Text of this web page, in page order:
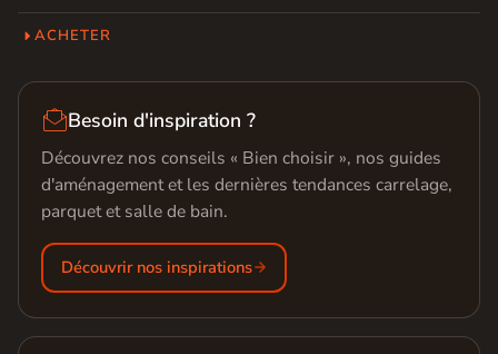
ACHETER
Besoin d'inspiration ?
Découvrez nos conseils « Bien choisir », nos guides
d'aménagement et les dernières tendances carrelage,
parquet et salle de bain.
Découvrir nos inspirations